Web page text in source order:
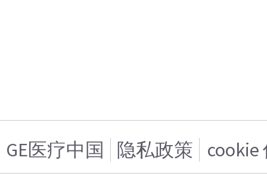
GE医疗中国 隐私政策 cookie